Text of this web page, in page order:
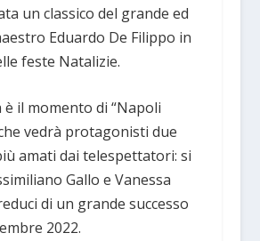
un classico del grande ed
Eduardo De Filippo in
feste Natalizie.
il momento di “Napoli
vedrà protagonisti due
amati dai telespettatori: si
Gallo e Vanessa
di un grande successo
2022.